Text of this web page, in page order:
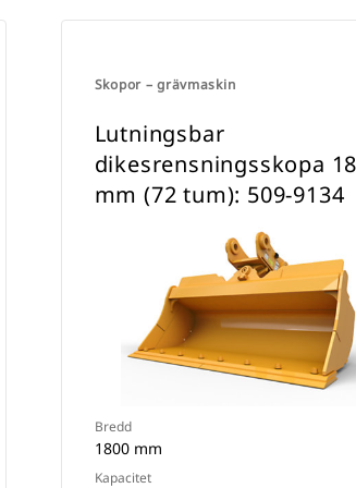
Skopor – grävmaskin
Lutningsbar
dikesrensningsskopa
mm (72 tum): 509-9134
Bredd
1800 mm
Kapacitet